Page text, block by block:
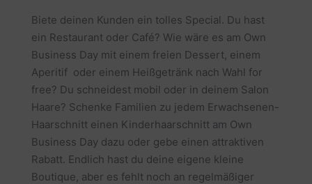
Biete deinen Kunden ein tolles Special. Du hast
ein Restaurant oder Café? Wie wäre es am Own
Business Day mit einem freien Dessert, einem
Aperitif oder einem Heißgetränk nach Wahl for
free? Du schneidest mobil oder in deinem Salon
Haare? Schenke Familien zu jedem Erwachsenen-
Haarschnitt einen Kinderhaarschnitt am Own
Business Day dazu oder gebe einen attraktiven
Rabatt. Endlich hast du deine eigene kleine
Boutique, aber es fehlt noch an regelmäßiger